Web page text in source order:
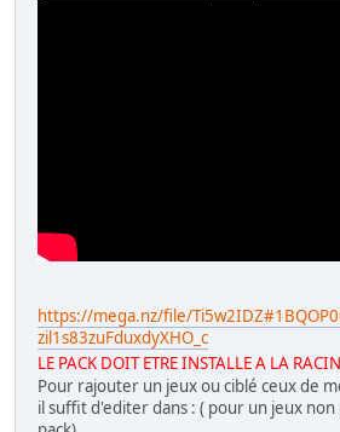
https://mega.nz/file/
zil1s83zuFduxdyXHO_c
LE PACK DOIT ETRE INSTALLE A LA
Pour rajouter un jeux ou ciblé ceux de
il suffit d'editer dans : ( pour un jeux